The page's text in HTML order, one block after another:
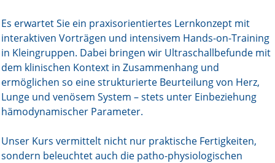
Es erwartet Sie ein praxisorientiertes Lernkonzept mit
interaktiven Vorträgen und intensivem Hands-on-Training
in Kleingruppen. Dabei bringen wir Ultraschallbefunde mit
dem klinischen Kontext in Zusammenhang und
ermöglichen so eine strukturierte Beurteilung von Herz,
Lunge und venösem System – stets unter Einbeziehung
hämodynamischer Parameter.
Unser Kurs vermittelt nicht nur praktische Fertigkeiten,
sondern beleuchtet auch die patho-physiologischen